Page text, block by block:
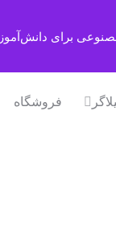
برای
فروشگاه